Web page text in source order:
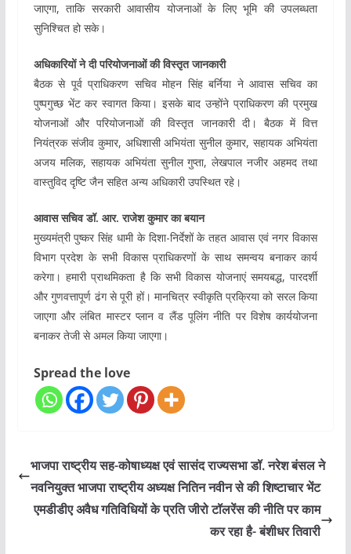
जाएगा, ताकि सरकारी आवासीय योजनाओं के लिए भूमि की उपलब्धता
सुनिश्चित हो सके।
अधिकारियों ने दी परियोजनाओं की विस्तृत जानकारी
बैठक से पूर्व प्राधिकरण सचिव मोहन सिंह बर्निया ने आवास सचिव का
पुष्पगुच्छ भेंट कर स्वागत किया। इसके बाद उन्होंने प्राधिकरण की प्रमुख
योजनाओं और परियोजनाओं की विस्तृत जानकारी दी। बैठक में वित्त
नियंत्रक संजीव कुमार, अधिशासी अभियंता सुनील कुमार, सहायक अभियंता
अजय मलिक, सहायक अभियंता सुनील गुप्ता, लेखपाल नजीर अहमद तथा
वास्तुविद दृष्टि जैन सहित अन्य अधिकारी उपस्थित रहे।
आवास सचिव डॉ. आर. राजेश कुमार का बयान
मुख्यमंत्री पुष्कर सिंह धामी के दिशा-निर्देशों के तहत आवास एवं नगर विकास
विभाग प्रदेश के सभी विकास प्राधिकरणों के साथ समन्वय बनाकर कार्य
करेगा। हमारी प्राथमिकता है कि सभी विकास योजनाएं समयबद्ध, पारदर्शी
और गुणवत्तापूर्ण ढंग से पूरी हों। मानचित्र स्वीकृति प्रक्रिया को सरल किया
जाएगा और लंबित मास्टर प्लान व लैंड पूलिंग नीति पर विशेष कार्ययोजना
बनाकर तेजी से अमल किया जाएगा।
Spread the love
भाजपा राष्ट्रीय सह-कोषाध्यक्ष एवं सासंद राज्यसभा डॉ. नरेश बंसल ने
नवनियुक्त भाजपा राष्ट्रीय अध्यक्ष नितिन नवीन से की शिष्टाचार भेंट
एमडीडीए अवैध गतिविधियों के प्रति जीरो टॉलरेंस की नीति पर काम
कर रहा है- बंशीधर तिवारी